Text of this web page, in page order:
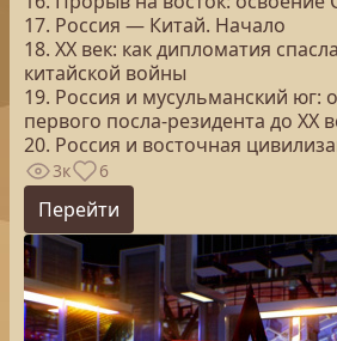
17. Россия — Китай. Начало
18. XX век: как дипломатия
китайской войны
19. Россия и мусульманский юг:
первого посла-резидента до XX
20. Россия и восточная
3к 6
Перейти